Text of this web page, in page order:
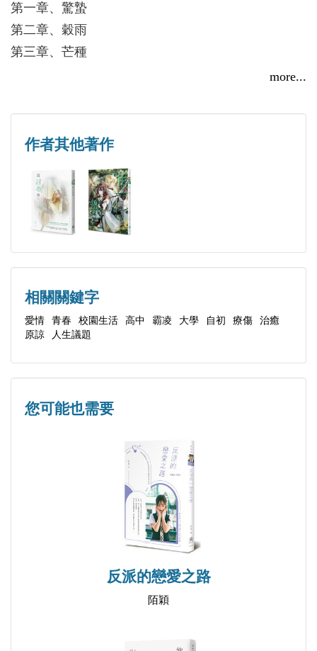
時間能把傷痕抹淡，愛能把痛苦擁抱。
她回過頭，終於發現把陽光帶來的人一直都在，即使
受傷，也默默守護著她，驅走那個夏天所有的不堪。
第一章、驚蟄
第二章、穀雨
第三章、芒種
第六章、白露
第七章、秋分
第九章、大雪
第十章、冬至
終 章、立春
番 外
後 話：青春裡，那段潮濕的雨季
more...
作者其他著作
相關關鍵字
愛情 青春 校園生活 高中 霸凌 大學 自初 療傷
治癒
原諒
人生議題
您可能也需要
反派的戀愛之路
陌穎